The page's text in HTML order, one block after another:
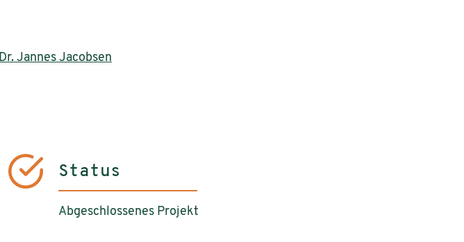
Dr. Jannes Jacobsen
Status
Abgeschlossenes Projekt